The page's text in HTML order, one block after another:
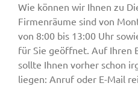
Wie können wir Ihnen zu
Firmenräume sind von
von 8:00 bis 13:00 Uhr
für Sie geöffnet. Auf Ihren
sollte Ihnen vorher schon
liegen: Anruf oder E-Mail